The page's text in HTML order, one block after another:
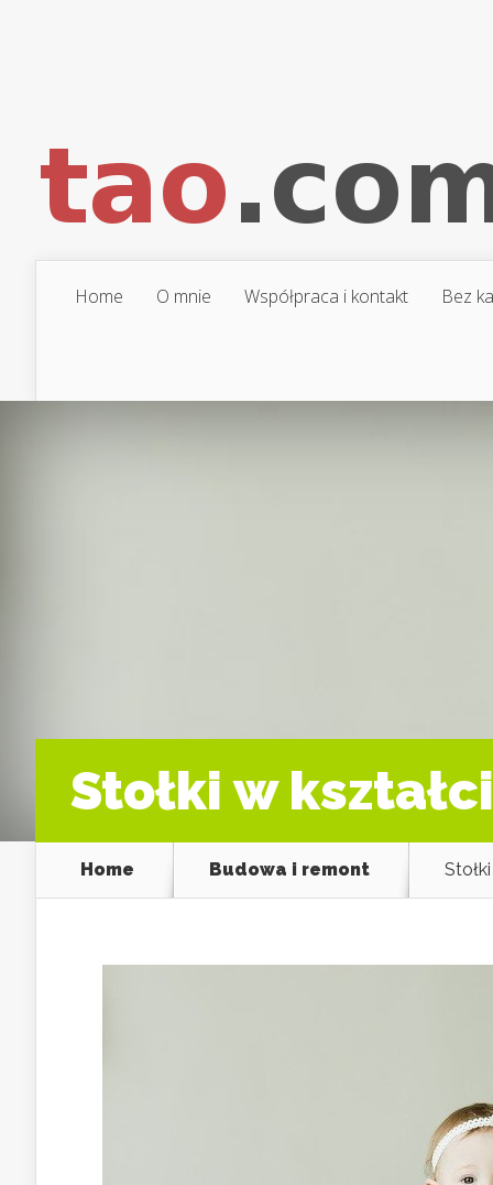
Home O mnie Współpraca i kontakt Bez
Stołki w
Home Budowa i remont